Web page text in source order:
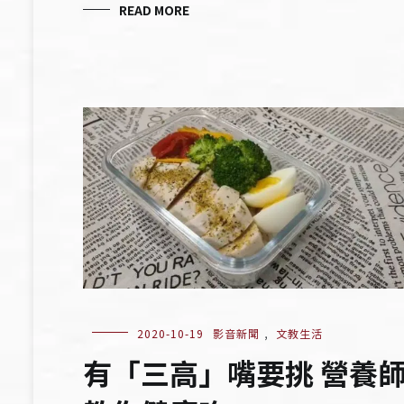
READ MORE
2020-10-19 影音新聞 , 文教生活
有「三高」嘴要挑 營養